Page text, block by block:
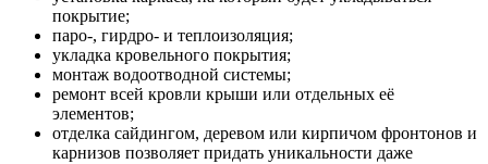
покрытие;
паро-, гирдро- и теплоизоляция;
укладка кровельного покрытия;
монтаж водоотводной системы;
ремонт всей кровли крыши или отдельных её
элементов;
отделка сайдингом, деревом или кирпичом фронтонов и
карнизов позволяет придать уникальности даже